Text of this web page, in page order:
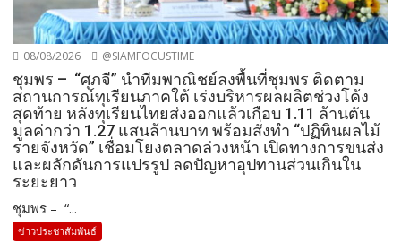
08/08/2026 @SIAMFOCUSTIME
ชุมพร – “ศุภจี” นำทีมพาณิชย์ลงพื้นที่ชุมพร ติดตาม
สถานการณ์ทุเรียนภาคใต้ เร่งบริหารผลผลิตช่วงโค้ง
สุดท้าย หลังทุเรียนไทยส่งออกแล้วเกือบ 1.11 ล้านตัน
มูลค่ากว่า 1.27 แสนล้านบาท พร้อมสั่งทำ “ปฏิทินผลไม้
รายจังหวัด” เชื่อมโยงตลาดล่วงหน้า เปิดทางการขนส่ง
และผลักดันการแปรรูป ลดปัญหาอุปทานส่วนเกินใน
ระยะยาว
ชุมพร – “...
ข่าวประชาสัมพันธ์